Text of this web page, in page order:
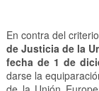
En contra del
de Justicia de la
fecha de 1 de
darse la